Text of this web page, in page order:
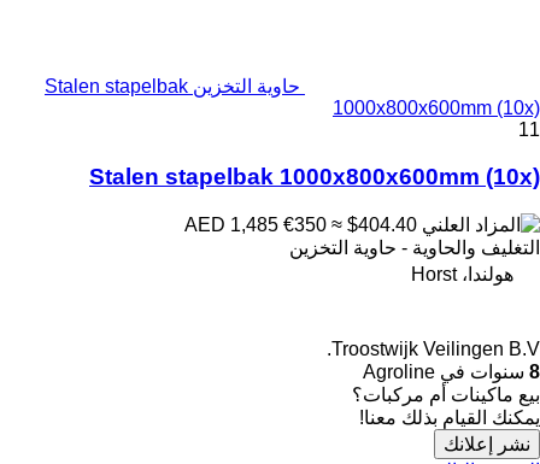
حاوية التخزين Stalen stapelbak
1000x800x600mm (10x)
11
Stalen stapelbak 1000x800x600mm (10x)
€350 ≈ $404.40
التغليف والحاوية - حاوية التخزين
هولندا، Horst
Troostwijk Veilingen B.V.
8 سنوات في Agroline
بيع ماكينات أم مركبات؟
يمكنك القيام بذلك معنا!
نشر إعلانك